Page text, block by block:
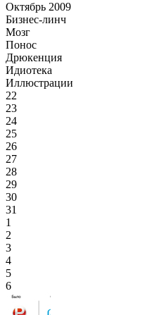
Октябрь 2009
Бизнес-линч
Мозг
Понос
Дрюкенция
Идиотека
Иллюстрации
22
23
24
25
26
27
28
29
30
31
1
2
3
4
5
6